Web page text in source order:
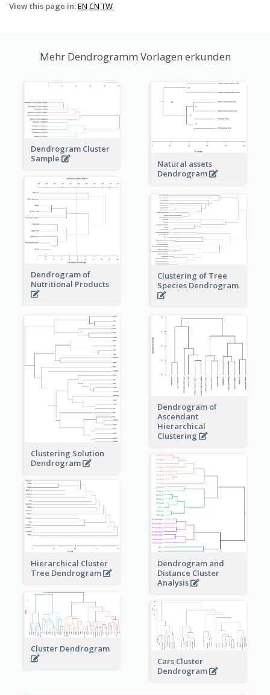
View this page in:EN CN TW
Mehr Dendrogramm Vorlagen erkunden
Dendrogram Cluster
Sample
Natural assets
Dendrogram
Dendrogram of
Nutritional Products
Clustering of Tree
Species Dendrogram
Clustering Solution
Dendrogram
Dendrogram of
Ascendant
Hierarchical
Clustering
Dendrogram and
Distance Cluster
Analysis
Hierarchical Cluster
Tree Dendrogram
Cluster Dendrogram
Cars Cluster
Dendrogram